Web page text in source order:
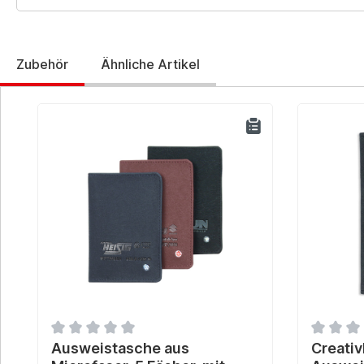
Zubehör Ähnliche Artikel
Durchschnittliche Bewertung von 0 von 5 Sternen
Ausweistasche aus